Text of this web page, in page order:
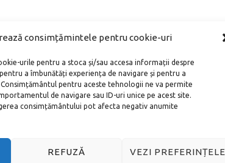
consimțămintele pentru cookie-uri
urile pentru a stoca și/sau accesa informații despre
a îmbunătăți experiența de navigare și pentru a
pentru aceste tehnologii ne va permite
de navigare sau ID-uri unice pe acest site.
consimțământului pot afecta negativ anumite
REFUZĂ VEZI PREFERINȚELE